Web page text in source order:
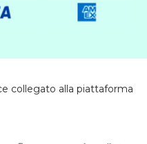
collegato alla piattaforma